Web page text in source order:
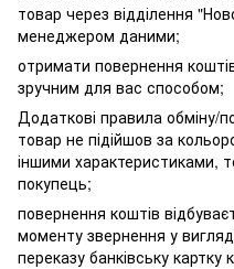
товар через відділення
менеджером даними;
отримати повернення
зручним для вас способом;
Додаткові правила обміну/
товар не підійшов за
іншими характеристиками,
покупець;
повернення коштів
моменту звернення у
переказу банківську картку